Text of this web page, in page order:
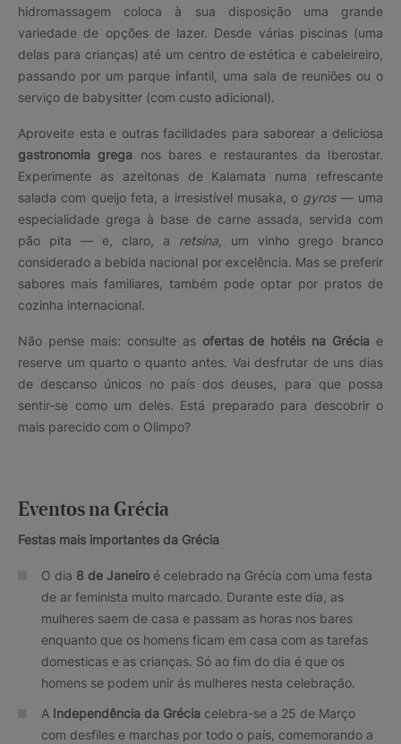
hidromassagem coloca à sua disposição uma grande
variedade de opções de lazer. Desde várias piscinas (uma
delas para crianças) até um centro de estética e cabeleireiro,
passando por um parque infantil, uma sala de reuniões ou o
serviço de babysitter (com custo adicional).
Aproveite esta e outras facilidades para saborear a deliciosa
gastronomia grega nos bares e restaurantes da Iberostar.
Experimente as azeitonas de Kalamata numa refrescante
salada com queijo feta, a irresistível musaka, o gyros— uma
especialidade grega à base de carne assada, servida com
pão pita — e, claro, a retsina, um vinho grego branco
considerado a bebida nacional por excelência. Mas se preferir
sabores mais familiares, também pode optar por pratos de
cozinha internacional.
Não pense mais: consulte as ofertas de hotéis na Grécia e
reserve um quarto o quanto antes. Vai desfrutar de uns dias
de descanso únicos no país dos deuses, para que possa
sentir-se como um deles. Está preparado para descobrir o
mais parecido com o Olimpo?
Eventos na Grécia
Festas mais importantes da Grécia
O dia 8 de Janeiro é celebrado na Grécia com uma festa
de ar feminista muito marcado. Durante este dia, as
mulheres saem de casa e passam as horas nos bares
enquanto que os homens ficam em casa com as tarefas
domesticas e as crianças. Só ao fim do dia é que os
homens se podem unir ás mulheres nesta celebração.
A Independência da Grécia celebra-se a 25 de Março
com desfiles e marchas por todo o país, comemorando a